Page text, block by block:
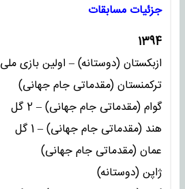
جزئیات مسابقات
1394
ازبکستان (دوستانه) – اولین بازی ملی
ترکمنستان (مقدماتی جام جهانی)
گوام (مقدماتی جام جهانی) – 2 گل
هند (مقدماتی جام جهانی) – 1 گل
عمان (مقدماتی جام جهانی)
ژاپن (دوستانه)